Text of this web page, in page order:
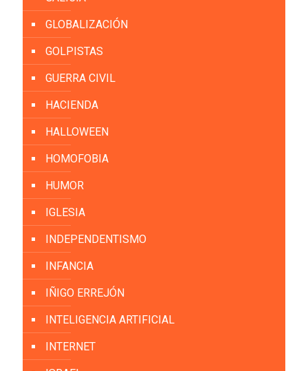
GLOBALIZACIÓN
GOLPISTAS
GUERRA CIVIL
HACIENDA
HALLOWEEN
HOMOFOBIA
HUMOR
IGLESIA
INDEPENDENTISMO
INFANCIA
IÑIGO ERREJÓN
INTELIGENCIA ARTIFICIAL
INTERNET